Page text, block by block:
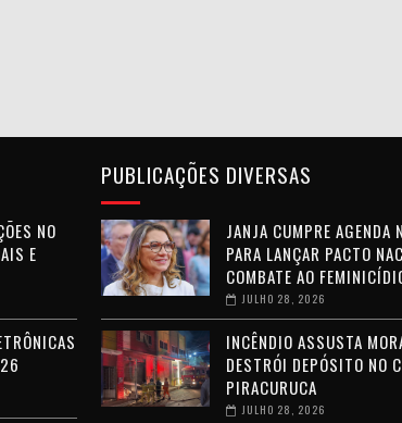
NO
E
PUBLICAÇÕES DIVERSAS
JANJA CUMPRE AGENDA
PARA LANÇAR PACTO
COMBATE AO
JULHO 28, 2026
INCÊNDIO ASSUSTA
DESTRÓI DEPÓSITO NO
PIRACURUCA
JULHO 28, 2026